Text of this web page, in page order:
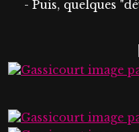
- Puis, quelques